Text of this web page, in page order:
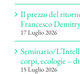
Il prezzo del
Francesco Demitry
17 Luglio 2026
Seminario/
corpi, ecologie –
15 Luglio 2026